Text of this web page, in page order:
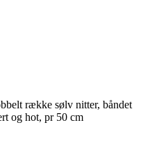
række sølv nitter, båndet
og hot, pr 50 cm